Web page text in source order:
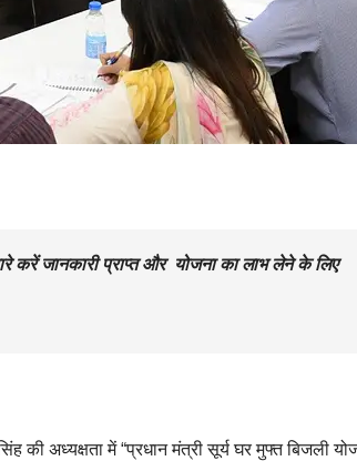
जानकारी प्राप्त और योजना का लाभ लेने के लिए
की अध्यक्षता में “प्रधान मंत्री सूर्य घर मुफ्त बिजली